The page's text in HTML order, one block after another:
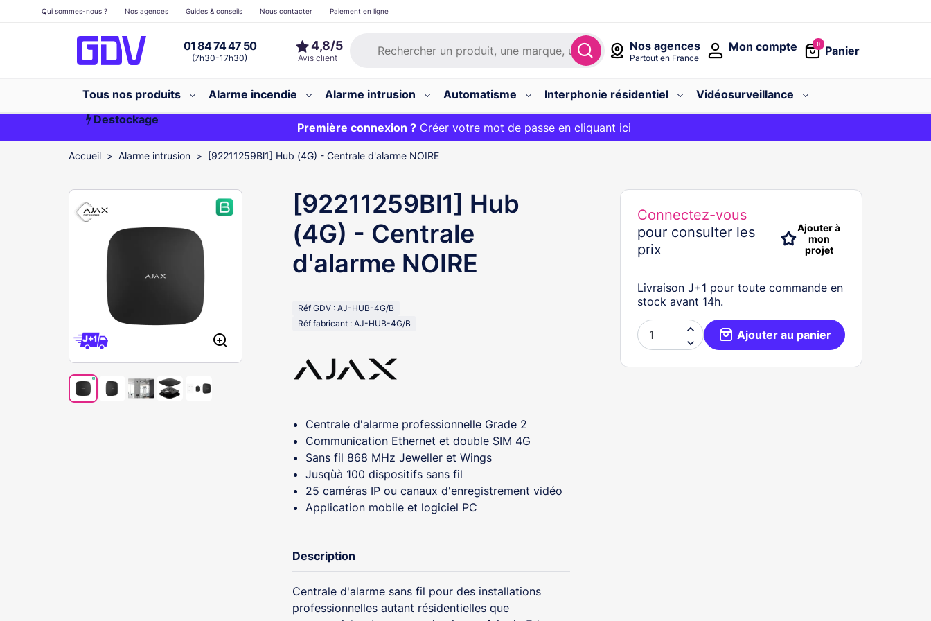
Nos agences
Partout en France
01 84 74 47 50
(7h30-17h30)
0
Panier
Mon compte
Qui sommes-nous ? Nos agences Guides & conseils Nous contacter Paiement en ligne
Tous nos produits Alarme incendie Alarme intrusion Automatisme Interphonie résidentiel
Vidéosurveillance
Destockage
Première commande ?20€ OFFERT sur votre panier et livraison 24/48h gratuite avec le code
Première connexion ?Créer votre mot de passe en cliquant ici
EXCLU WEB :
Accueil Alarme intrusion [92211259Bl1] Hub (4G) - Centrale d'alarme NOIRE
[92211259Bl1] Hub
(4G) - Centrale
d'alarme NOIRE
Réf GDV : AJ-HUB-4G/B
Réf fabricant : AJ-HUB-4G/B
Centrale d'alarme professionnelle Grade 2
Communication Ethernet et double SIM 4G
Sans fil 868 MHz Jeweller et Wings
Jusqùà 100 dispositifs sans fil
25 caméras IP ou canaux d'enregistrement vidéo
Application mobile et logiciel PC
Description
Centrale d'alarme sans fil pour des installations
professionnelles autant résidentielles que
Connectez-vous
pour consulter les
prix
Ajouter à
mon
projet
Livraison J+1 pour toute commande en
stock avant 14h.

 Ajouter au panier